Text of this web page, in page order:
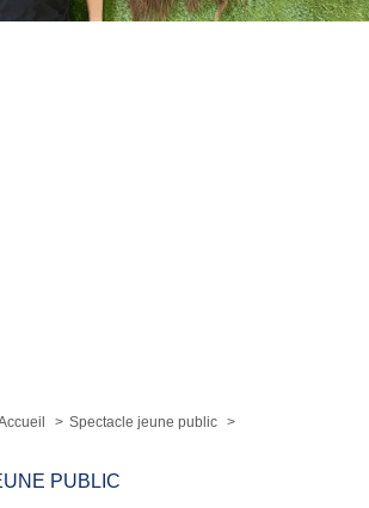
Spectacle jeune public
PUBLIC